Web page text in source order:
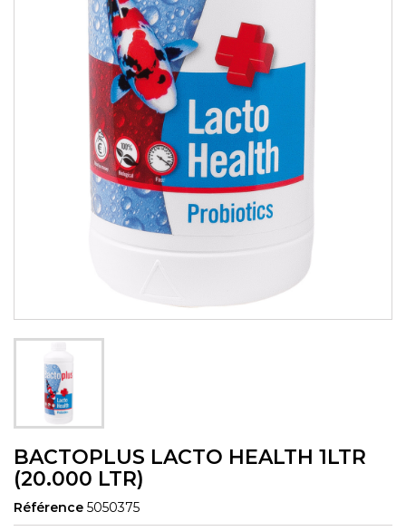
BACTOPLUS LACTO HEALTH 1LTR
(20.000 LTR)
Référence 5050375